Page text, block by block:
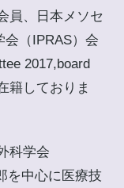
員、日本メソセ
会（IPRAS）会
2017,board
籍しておりま
科学会
を中心に医療技